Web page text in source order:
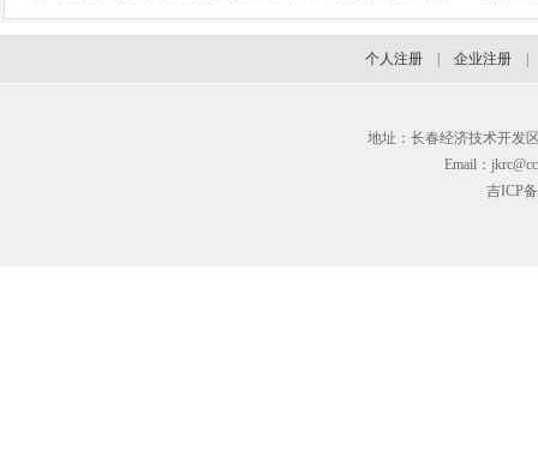
个人注册 企业注册
地址：长春经济技术开发
Email：
吉ICP